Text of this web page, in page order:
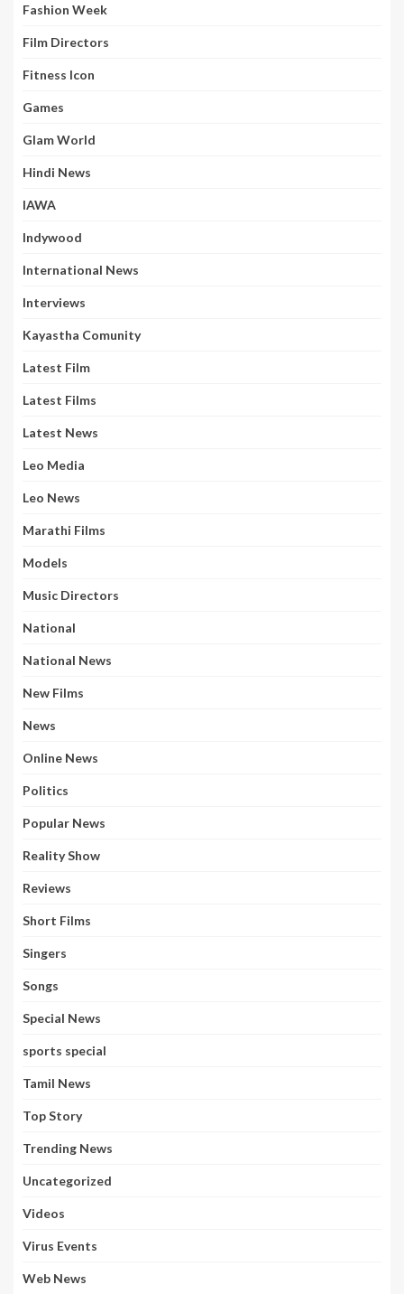
Fashion Week
Film Directors
Fitness Icon
Games
Glam World
Hindi News
IAWA
Indywood
International News
Interviews
Kayastha Comunity
Latest Film
Latest Films
Latest News
Leo Media
Leo News
Marathi Films
Models
Music Directors
National
National News
New Films
News
Online News
Politics
Popular News
Reality Show
Reviews
Short Films
Singers
Songs
Special News
sports special
Tamil News
Top Story
Trending News
Uncategorized
Videos
Virus Events
Web News